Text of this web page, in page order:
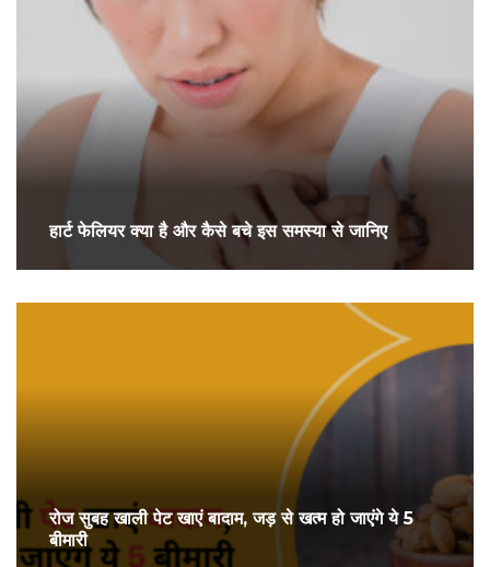
हार्ट फेलियर क्या है और कैसे बचे इस समस्या से जानिए
रोज सुबह खाली पेट खाएं बादाम, जड़ से खत्‍म हो जाएंगे ये 5
बीमारी